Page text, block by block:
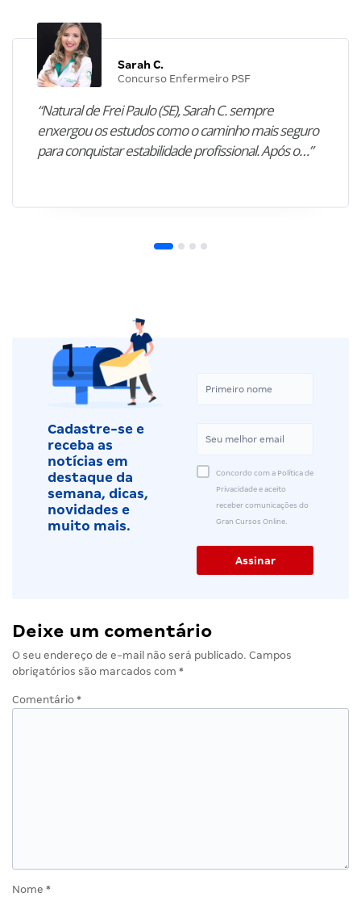
Sarah C.
Concurso Enfermeiro PSF
“Natural de Frei Paulo (SE), Sarah C. sempre
enxergou os estudos como o caminho mais seguro
para conquistar estabilidade profissional. Após o…”
Cadastre-se e
receba as
notícias em
destaque da
semana, dicas,
novidades e
muito mais.
Concordo com a Política de
Privacidade e aceito
receber comunicações do
Gran Cursos Online.
Deixe um comentário
O seu endereço de e-mail não será publicado. Campos
obrigatórios são marcados com *
Comentário *
Nome *